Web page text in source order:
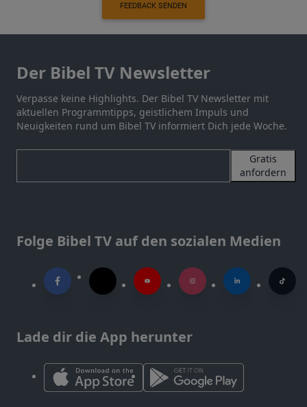
FEEDBACK SENDEN
Der Bibel TV Newsletter
Verpasse keine Highlights. Der Bibel TV Newsletter mit
aktuellen Programmtipps, geistlichem Impuls und
Neuigkeiten rund um Bibel TV informiert Dich jede Woche.
Gratis
anfordern
Folge Bibel TV auf den sozialen Medien
Lade dir die App herunter